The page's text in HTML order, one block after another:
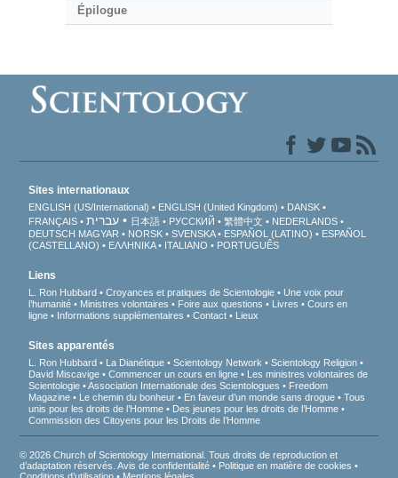
Épilogue
Sites internationaux
ENGLISH (US/International) ENGLISH (United Kingdom)
DANSK
FRANÇAIS
עברית 日本語 РУССКИЙ 繁體中文
NEDERLANDS
DEUTSCH MAGYAR NORSK SVENSKA ESPAÑOL (LATINO)
ESPAÑOL
(CASTELLANO)
ΕΛΛΗΝΙΚA ITALIANO PORTUGUÊS
Liens
L. Ron Hubbard Croyances et pratiques de Scientologie
Une voix pour
l’humanité
Ministres volontaires Foire aux questions Livres
Cours en
ligne
Informations supplémentaires Contact Lieux
Sites apparentés
L. Ron Hubbard La Dianétique Scientology Network
Scientology Religion
David Miscavige
Commencer un cours en ligne
Les ministres volontaires de
Scientologie
Association Internationale des Scientologues
Freedom
Magazine
Le chemin du bonheur En faveur d’un monde sans drogue
Tous
unis pour les droits de l’Homme
Des jeunes pour les droits de l’Homme
Commission des Citoyens pour les Droits de l’Homme
© 2026 Church of Scientology International. Tous droits de reproduction et
d’adaptation réservés.Avis de confidentialité • Politique en matière de cookies •